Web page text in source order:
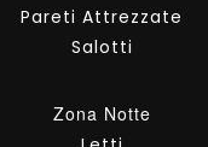
Pareti Attrezzate
Salotti
Zona Notte